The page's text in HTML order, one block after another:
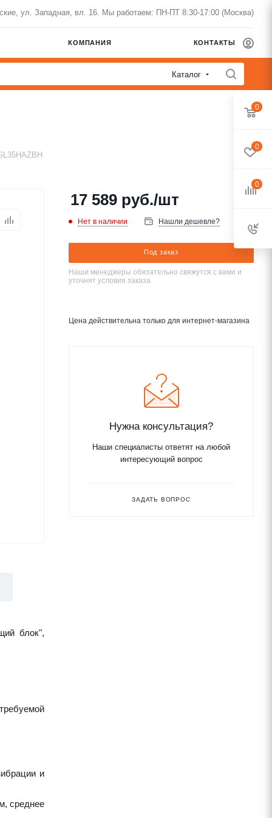
ул. Западная, вл. 16. Мы работаем: ПН-ПТ 8:30-17:00 (Москва)
КОМПАНИЯ КОНТАКТЫ
Каталог
блок",
и
среднее
17 589 руб./шт
Нет в наличии Нашли дешевле?
Под заказ
Наши менеджеры обязательно свяжутся с вами и
уточнят условия заказа
Цена действительна только для интернет-магазина
Нужна консультация?
Наши специалисты ответят на любой
интересующий вопрос
ЗАДАТЬ ВОПРОС
0
0
0